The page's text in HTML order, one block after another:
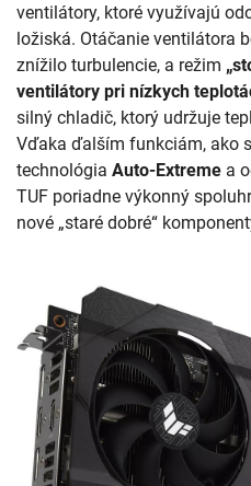
ventilátory, ktoré využívajú
ložiská. Otáčanie ventilátora
znížilo turbulencie, a režim
ventilátory pri nízkych
silný chladič, ktorý udržuje
Vďaka ďalším funkciám, ako
technológia Auto-Extreme a
TUF poriadne výkonný
nové „staré dobré“